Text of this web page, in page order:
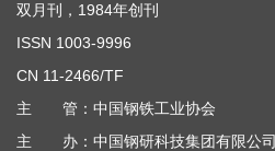
双月刊，1984年创刊
ISSN 1003-9996
CN 11-2466/TF
主 管：中国钢铁工业协会
主 办：中国钢研科技集团有限公司